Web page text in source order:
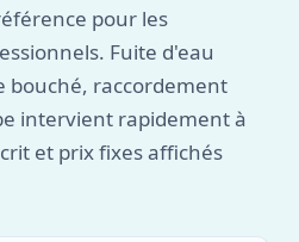
pour les
Fuite d'eau
bouché, raccordement
intervient rapidement à
et prix fixes affichés